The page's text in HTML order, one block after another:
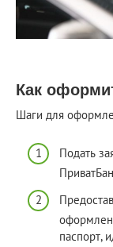
Как
Шаги для
Подать
паспорт,